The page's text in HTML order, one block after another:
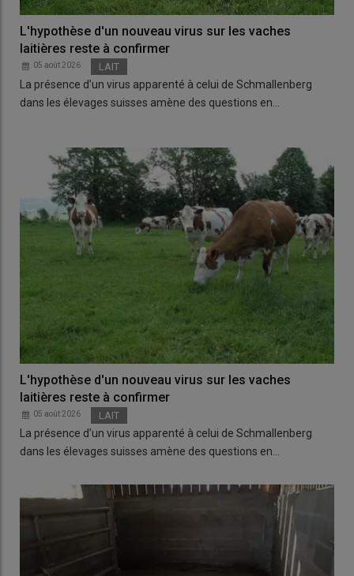
L'hypothèse d'un nouveau virus sur les vaches
laitières reste à confirmer
05 août 2026 LAIT
La présence d’un virus apparenté à celui de Schmallenberg
dans les élevages suisses amène des questions en…
L'hypothèse d'un nouveau virus sur les vaches
laitières reste à confirmer
05 août 2026 LAIT
La présence d’un virus apparenté à celui de Schmallenberg
dans les élevages suisses amène des questions en…